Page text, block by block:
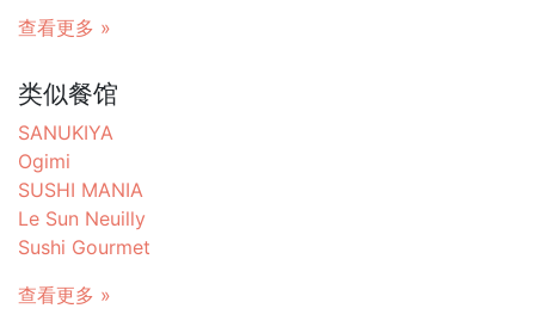
查看更多 »
类似餐馆
SANUKIYA
Ogimi
SUSHI MANIA
Le Sun Neuilly
Sushi Gourmet
查看更多 »